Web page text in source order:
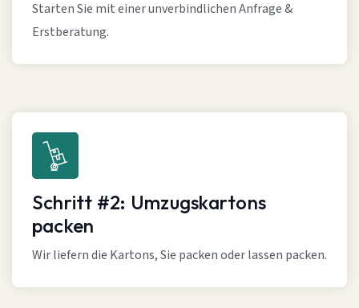
Starten Sie mit einer unverbindlichen Anfrage &
Erstberatung.
Schritt #2: Umzugskartons
packen
Wir liefern die Kartons, Sie packen oder lassen packen.